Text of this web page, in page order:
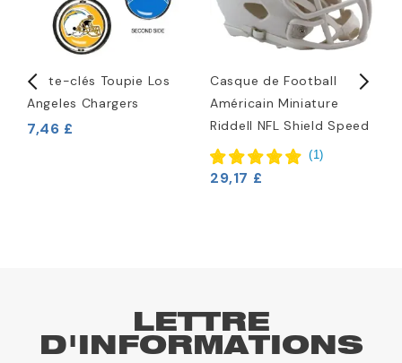
Porte-clés Toupie Los
Angeles Chargers
7,46 £
Casque de Football
Américain Miniature
Riddell NFL Shield Speed
(1)
29,17 £
LETTRE
D'INFORMATIONS